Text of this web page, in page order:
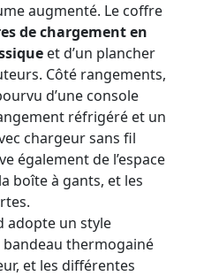
augmenté. Le coffre
de chargement en
et d’un plancher
Côté rangements,
d’une console
réfrigéré et un
chargeur sans fil
également de l’espace
boîte à gants, et les
adopte un style
thermogainé
et les différentes